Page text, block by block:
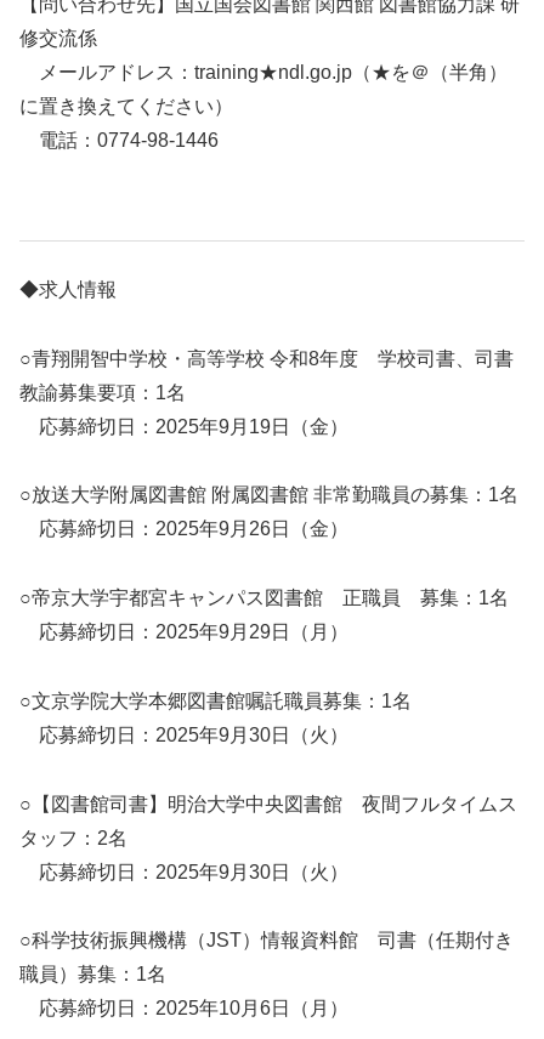
修交流係
メールアドレス：training★ndl.go.jp（★を＠（半角）
に置き換えてください）
電話：0774-98-1446
◆求人情報
○青翔開智中学校・高等学校 令和8年度 学校司書、司書
教諭募集要項：1名
応募締切日：2025年9月19日（金）
○放送大学附属図書館 附属図書館 非常勤職員の募集：1名
応募締切日：2025年9月26日（金）
○帝京大学宇都宮キャンパス図書館 正職員 募集：1名
応募締切日：2025年9月29日（月）
○文京学院大学本郷図書館嘱託職員募集：1名
応募締切日：2025年9月30日（火）
○【図書館司書】明治大学中央図書館 夜間フルタイムス
タッフ：2名
応募締切日：2025年9月30日（火）
○科学技術振興機構（JST）情報資料館 司書（任期付き
職員）募集：1名
応募締切日：2025年10月6日（月）